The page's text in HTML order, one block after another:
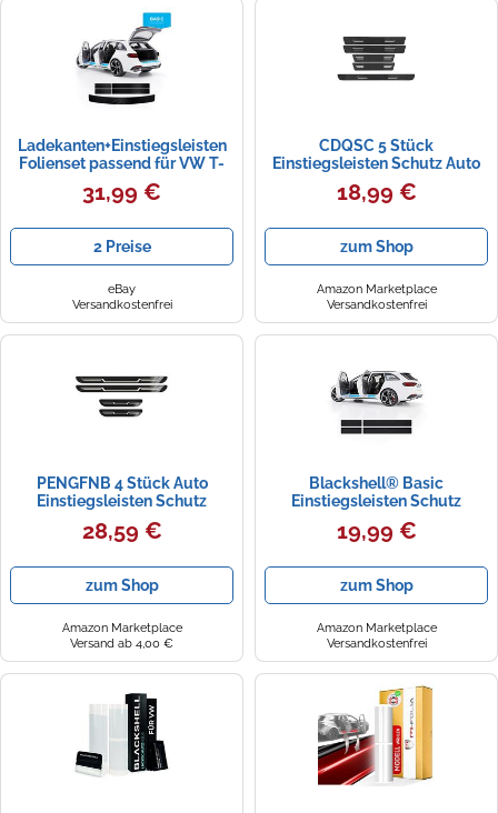
Ladekanten+Einstiegsleisten
Folienset passend für VW T-
Cross 2018-2023 + Rakel
31,99 €
2 Preise
eBay
Versandkostenfrei
CDQSC 5 Stück
Einstiegsleisten Schutz Auto
für VW T-Cross 2023 2024
2025, Kohlefaser Türschweller
Türschwellenschutz
18,99 €
zum Shop
Amazon Marketplace
Versandkostenfrei
PENGFNB 4 Stück Auto
Einstiegsleisten Schutz
Edelstahl für VW T-Cross C1 I
2019-2024 2025, Kratzfest
Abdeckung Schwellerleisten
Zubehör,A/Black Titanium
Brushed
28,59 €
zum Shop
Amazon Marketplace
Versand ab 4,00 €
Blackshell® Basic
Einstiegsleisten Schutz
kompatibel mit VW T-Cross |
Typ C1 | ab 2018 Matt Schwarz
inkl. Profi Rakel
19,99 €
zum Shop
Amazon Marketplace
Versandkostenfrei